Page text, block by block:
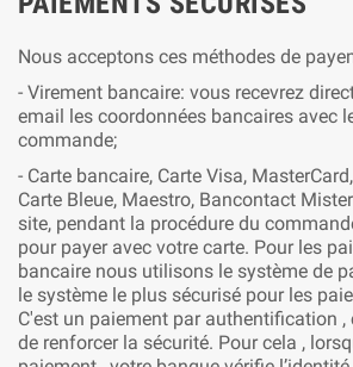
Nous acceptons ces méthodes de
- Virement bancaire: vous recevrez
email les coordonnées bancaires avec
commande;
- Carte bancaire, Carte Visa,
Carte Bleue, Maestro, Bancontact
site, pendant la procédure du
pour payer avec votre carte. Pour les
bancaire nous utilisons le système de
le système le plus sécurisé pour les
C'est un paiement par authentification ,
de renforcer la sécurité. Pour cela ,